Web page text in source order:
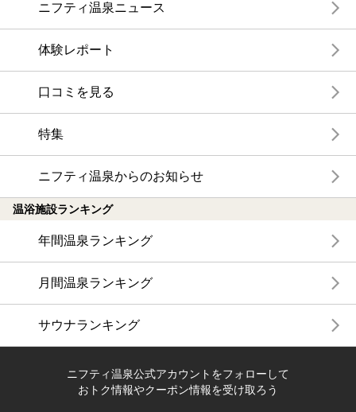
ニフティ温泉ニュース
体験レポート
口コミを見る
特集
ニフティ温泉からのお知らせ
温浴施設ランキング
年間温泉ランキング
月間温泉ランキング
サウナランキング
ニフティ温泉公式アカウントをフォローして
おトク情報やクーポン情報を受け取ろう